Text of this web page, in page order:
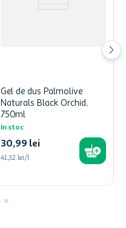
Gel de dus Palmolive
Naturals Black Orchid,
750ml
In stoc
30,99 lei
41,32 lei/l